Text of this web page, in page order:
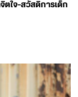
ตใจ-สวัสดิการเด็ก